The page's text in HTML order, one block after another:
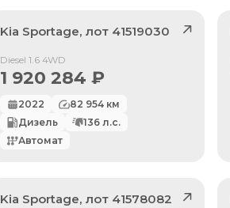
Kia Sportage, лот 41519030
Продан
Diesel 1.6 4WD
1 920 284 ₽
2022 82 954 км
Дизель
136 л.с.
Автомат
Kia Sportage, лот 41578082
Продан